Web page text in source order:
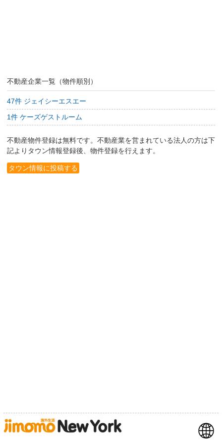
不動産企業一覧（物件順別）
47件 ジェイシーエスエー
1件 ケーズゲストルーム
不動産物件登録は無料です。不動産業を営まれている法人の方は下
記よりタウン情報登録後、物件登録を行えます。
タウン情報に投稿する